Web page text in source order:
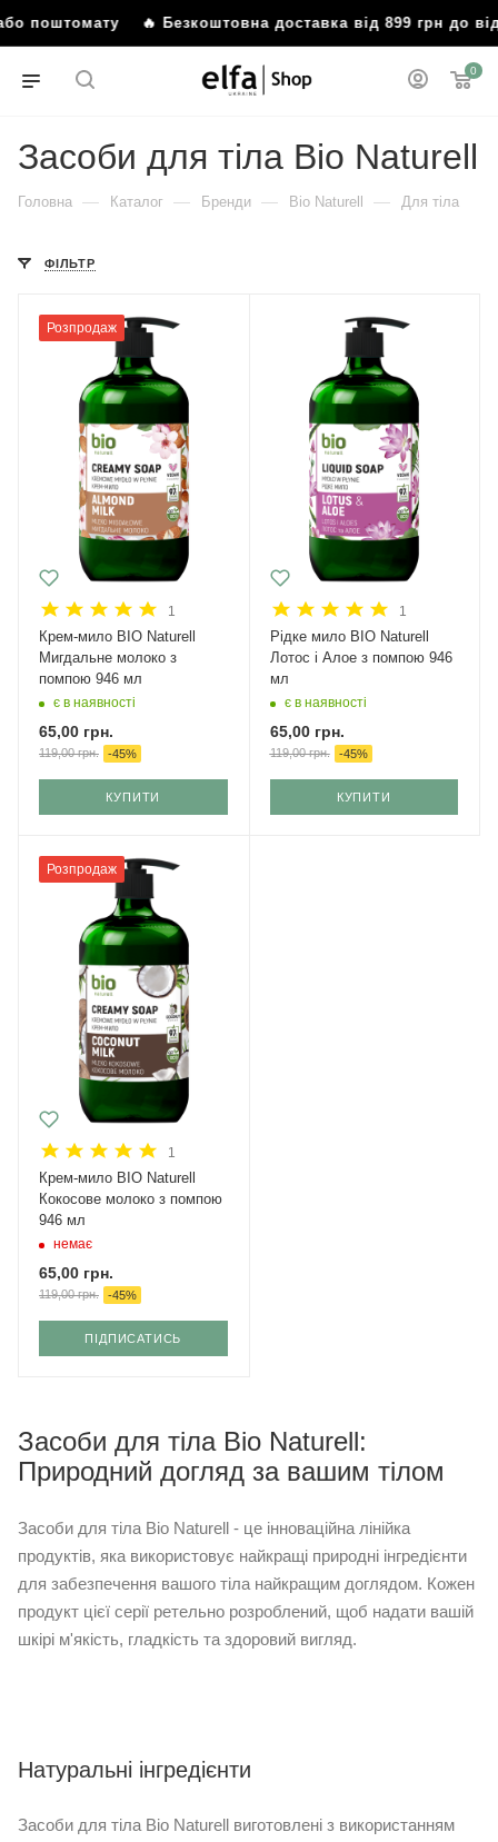
поштомату 🔥 Безкоштовна доставка від 899 грн до
0
Засоби для тіла Bio Naturell
Головна — Каталог — Бренди — Bio Naturell — Для тіла
ФІЛЬТР
Розпродаж
1
Крем-мило BIO Naturell
Мигдальне молоко з
помпою 946 мл
є в наявності
65,00 грн.
119,00грн. -45%
КУПИТИ
1
Рідке мило BIO Naturell
Лотос і Алое з помпою 946
мл
є в наявності
65,00грн.
119,00грн. -45%
КУПИТИ
Розпродаж
1
Крем-мило BIO Naturell
Кокосове молоко з помпою
946 мл
немає
65,00 грн.
119,00грн. -45%
ПІДПИСАТИСЬ
Засоби для тіла Bio Naturell:
Природний догляд за вашим тілом
Засоби для тіла Bio Naturell - це інноваційна лінійка
продуктів, яка використовує найкращі природні інгредієнти
для забезпечення вашого тіла найкращим доглядом. Кожен
продукт цієї серії ретельно розроблений, щоб надати вашій
шкірі м'якість, гладкість та здоровий вигляд.
Натуральні інгредієнти
Засоби для тіла Bio Naturell виготовлені з використанням